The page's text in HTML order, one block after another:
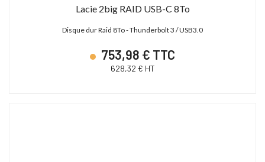
Lacie 2big RAID USB-C 8To
Disque dur Raid 8To - Thunderbolt 3 / USB3.0
753,98 € TTC
628,32 € HT